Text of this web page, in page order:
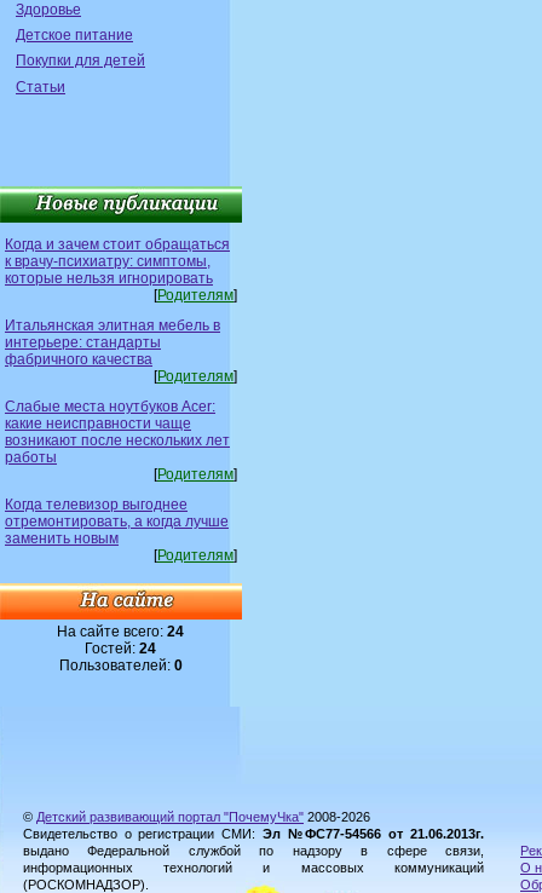
Здоровье
Детское питание
Покупки для детей
Статьи
Когда и зачем стоит обращаться
к врачу-психиатру: симптомы,
которые нельзя игнорировать
[Родителям]
Итальянская элитная мебель в
интерьере: стандарты
фабричного качества
[Родителям]
Слабые места ноутбуков Acer:
какие неисправности чаще
возникают после нескольких лет
работы
[Родителям]
Когда телевизор выгоднее
отремонтировать, а когда лучше
заменить новым
[Родителям]
На сайте всего:24
Гостей:24
Пользователей: 0
© Детский развивающий портал "ПочемуЧка" 2008-2026
Свидетельство о регистрации СМИ: Эл №ФС77-54566 от 21.06.2013г.
выдано Федеральной службой по надзору в сфере связи,
информационных технологий и массовых коммуникаций
(РОСКОМНАДЗОР).
О